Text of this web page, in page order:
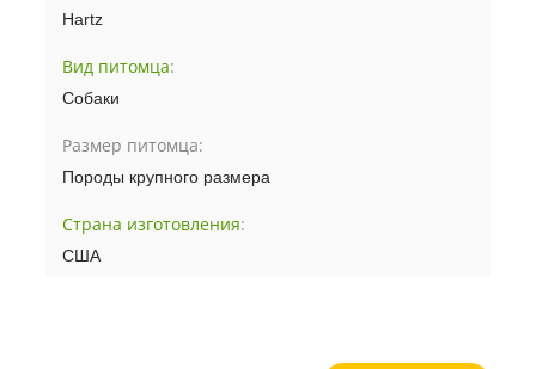
Hartz
Вид питомца:
Собаки
Размер питомца:
Породы крупного размера
Страна изготовления:
США